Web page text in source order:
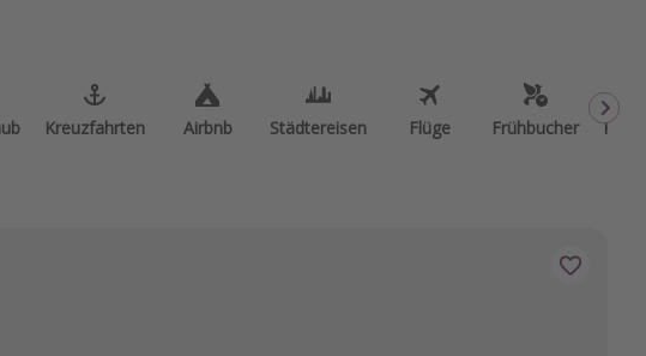
Kreuzfahrten Airbnb Städtereisen Flüge Frühbucher